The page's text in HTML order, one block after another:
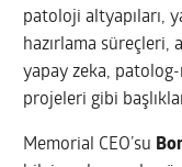
patoloji altyapıları,
hazırlama süreçleri,
yapay zeka,
projeleri gibi
Memorial CEO’su